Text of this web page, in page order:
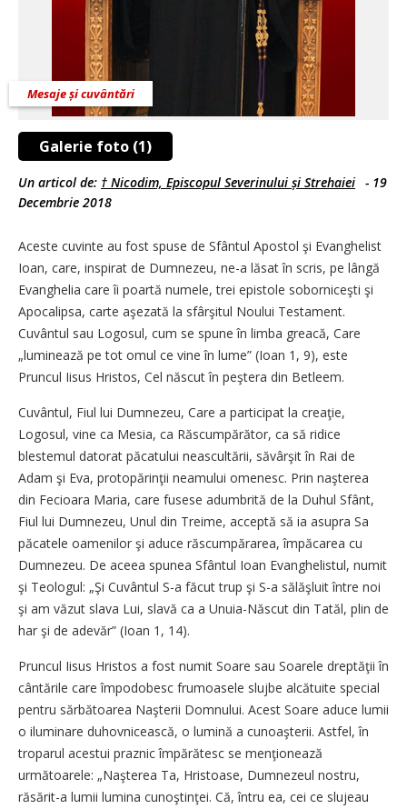
Galerie foto (1)
Mesaje și cuvântări
Un articol de: † Nicodim, Episcopul Severinului și Strehaiei - 19
Decembrie 2018
Aceste cuvinte au fost spuse de Sfântul Apostol şi Evanghelist
Ioan, care, inspirat de Dumnezeu, ne-a lăsat în scris, pe lângă
Evanghelia care îi poartă numele, trei epistole soborniceşti şi
Apocalipsa, carte aşezată la sfârşitul Noului Testament.
Cuvântul sau Logosul, cum se spune în limba greacă, Care
„lumi­nează pe tot omul ce vine în lume” (Ioan 1, 9), este
Pruncul Iisus Hristos, Cel născut în peştera din Betleem.
Cuvântul, Fiul lui Dumnezeu, Care a participat la creaţie,
Logosul, vine ca Mesia, ca Răscumpărător, ca să ridice
blestemul datorat păcatului neascultării, săvârşit în Rai de
Adam şi Eva, protopărinţii neamului omenesc. Prin naşterea
din Fecioara Maria, care fusese adumbrită de la Duhul Sfânt,
Fiul lui Dumnezeu, Unul din Treime, acceptă să ia asupra Sa
păcatele oamenilor şi aduce răscumpărarea, împăcarea cu
Dumnezeu. De aceea spunea Sfântul Ioan Evanghelistul, numit
şi Teologul: „Şi Cuvântul S-a făcut trup şi S-a sălăşluit între noi
şi am văzut slava Lui, slavă ca a Unuia-Născut din Tatăl, plin de
har şi de adevăr” (Ioan 1, 14).
Pruncul Iisus Hristos a fost numit Soare sau Soarele dreptăţii în
cântările care împodobesc frumoasele slujbe alcătuite special
pentru sărbătoarea Naşterii Domnului. Acest Soare aduce lumii
o iluminare duhovnicească, o lumină a cunoaşterii. Astfel, în
troparul acestui praznic împărătesc se menţionează
următoarele: „Naşterea Ta, Hristoase, Dumnezeul nostru,
răsărit-a lumii lumina cunoştinţei. Că, întru ea, cei ce slujeau